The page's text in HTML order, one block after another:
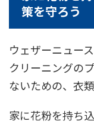
策を守ろう
ウェザーニュー
クリーニングの
ないための、衣
家に花粉を持ち